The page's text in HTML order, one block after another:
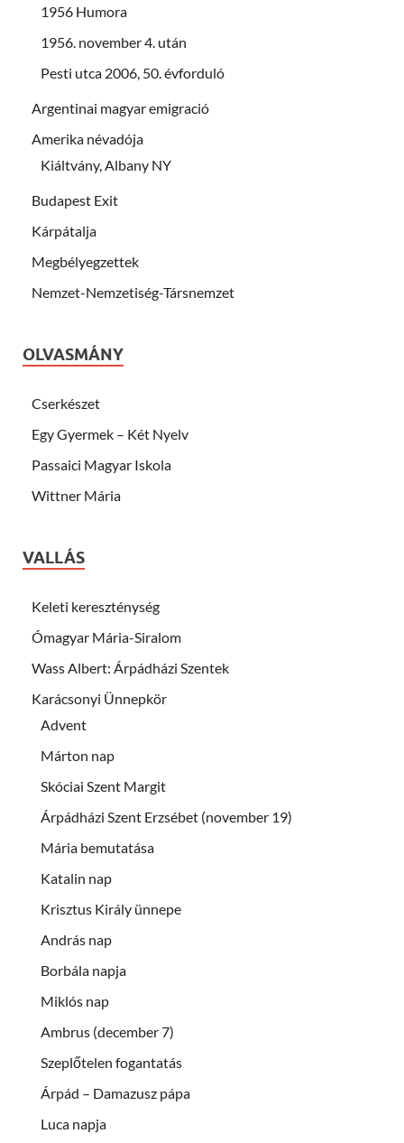
1956 Humora
1956. november 4. után
Pesti utca 2006, 50. évforduló
Argentinai magyar emigració
Amerika névadója
Kiáltvány, Albany NY
Budapest Exit
Kárpátalja
Megbélyegzettek
Nemzet-Nemzetiség-Társnemzet
OLVASMÁNY
Cserkészet
Egy Gyermek – Két Nyelv
Passaici Magyar Iskola
Wittner Mária
VALLÁS
Keleti kereszténység
Ómagyar Mária-Siralom
Wass Albert: Árpádházi Szentek
Karácsonyi Ünnepkör
Advent
Márton nap
Skóciai Szent Margit
Árpádházi Szent Erzsébet (november 19)
Mária bemutatása
Katalin nap
Krisztus Király ünnepe
András nap
Borbála napja
Miklós nap
Ambrus (december 7)
Szeplőtelen fogantatás
Árpád – Damazusz pápa
Luca napja